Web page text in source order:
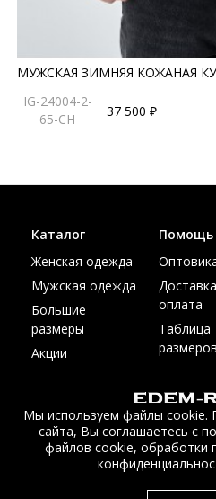
МУЖСКАЯ ЗИМНЯЯ КОЖАНАЯ
IG-24004-2-
65-CH
37 500 ₽
© Интернет магазин
EDEM-ROOM
Каталог
Женская одежда
Мужская одежда
Большие
размеры
Акции
Помощь
оплата
Таблица
размеров
Мы используем файлы cookie.
сайта, Вы соглашаетесь с
файлов cookie, обработки